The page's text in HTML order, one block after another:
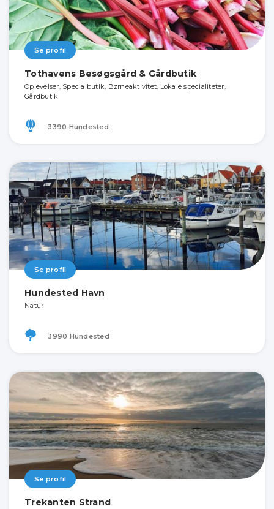
Se profil
Tothavens Besøgsgård & Gårdbutik
Oplevelser, Specialbutik, Børneaktivitet, Lokale specialiteter,
Gårdbutik
3390 Hundested
Se profil
Hundested Havn
Natur
3990 Hundested
Se profil
Trekanten Strand